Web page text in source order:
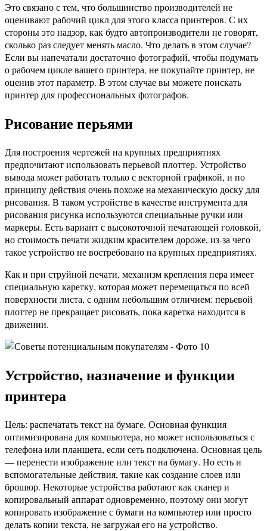
Это связано с тем, что большинство производителей не
оценивают рабочий цикл для этого класса принтеров. С их
стороны это надзор, как будто автопроизводители не говорят,
сколько раз следует менять масло. Что делать в этом случае?
Если вы напечатали достаточно фотографий, чтобы подумать
о рабочем цикле вашего принтера, не покупайте принтер, не
оценив этот параметр. В этом случае вы можете поискать
принтер для профессиональных фотографов.
Рисование перьями
Для построения чертежей на крупных предприятиях
предпочитают использовать перьевой плоттер. Устройство
вывода может работать только с векторной графикой, и по
принципу действия очень похоже на механическую доску для
рисования. В таком устройстве в качестве инструмента для
рисования рисунка используются специальные ручки или
маркеры. Есть вариант с высокоточной печатающей головкой,
но стоимость печати жидким красителем дороже, из-за чего
такое устройство не востребовано на крупных предприятиях.
Как и при струйной печати, механизм крепления пера имеет
специальную каретку, которая может перемещаться по всей
поверхности листа, с одним небольшим отличием: перьевой
плоттер не прекращает рисовать, пока каретка находится в
движении.
Устройство, назначение и функции
принтера
Цель: распечатать текст на бумаге. Основная функция
оптимизирована для компьютера, но может использоваться с
телефона или планшета, если сеть подключена. Основная цель
— перенести изображение или текст на бумагу. Но есть и
вспомогательные действия, такие как создание слоев или
брошюр. Некоторые устройства работают как сканер и
копировальный аппарат одновременно, поэтому они могут
копировать изображение с бумаги на компьютер или просто
делать копии текста, не загружая его на устройство.